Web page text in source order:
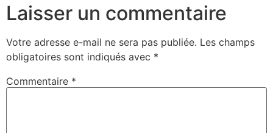
Laisser un commentaire
Votre adresse e-mail ne sera pas publiée. Les champs
obligatoires sont indiqués avec *
Commentaire *